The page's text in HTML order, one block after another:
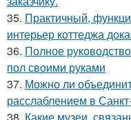
35. Практичный,
интерьер коттеджа
36. Полное
пол своими руками
37. Можно ли
расслаблением в